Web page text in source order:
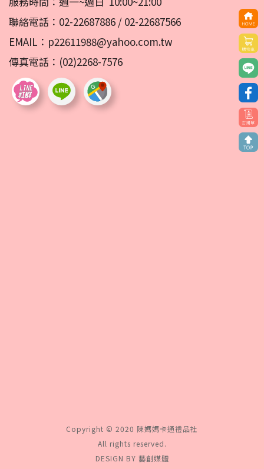
聯絡電話： 02-22687886 / 02-22687566
EMAIL： p22611988@yahoo.com.tw
傳真電話：(02)2268-7576
Copyright © 2020 陳媽媽卡通禮品社
All rights reserved.
DESIGN BY 藝創媒體